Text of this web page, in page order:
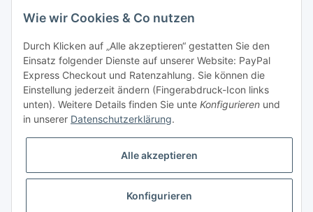
Wir versenden mit:
Ihre Zahlmöglichkeiten:
Wie wir Cookies & Co nutzen
Durch Klicken auf „Alle akzeptieren“ gestatten Sie den
Einsatz folgender Dienste auf unserer Website: PayPal
Express Checkout und Ratenzahlung. Sie können die
Einstellung jederzeit ändern (Fingerabdruck-Icon links
unten). Weitere Details finden Sie unte Konfigurieren und
in unserer Datenschutzerklärung.
Alle akzeptieren
Konfigurieren